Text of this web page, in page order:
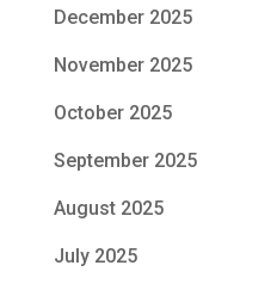
December 2025
November 2025
October 2025
September 2025
August 2025
July 2025